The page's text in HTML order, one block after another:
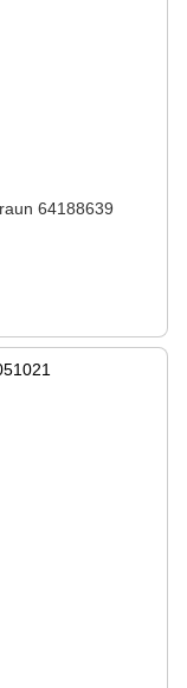
64188639